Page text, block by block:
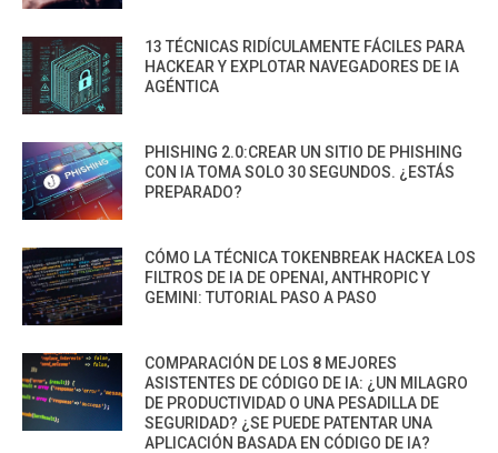
13 TÉCNICAS RIDÍCULAMENTE FÁCILES PARA
HACKEAR Y EXPLOTAR NAVEGADORES DE IA
AGÉNTICA
PHISHING 2.0:CREAR UN SITIO DE PHISHING
CON IA TOMA SOLO 30 SEGUNDOS. ¿ESTÁS
PREPARADO?
CÓMO LA TÉCNICA TOKENBREAK HACKEA LOS
FILTROS DE IA DE OPENAI, ANTHROPIC Y
GEMINI: TUTORIAL PASO A PASO
COMPARACIÓN DE LOS 8 MEJORES
ASISTENTES DE CÓDIGO DE IA: ¿UN MILAGRO
DE PRODUCTIVIDAD O UNA PESADILLA DE
SEGURIDAD? ¿SE PUEDE PATENTAR UNA
APLICACIÓN BASADA EN CÓDIGO DE IA?